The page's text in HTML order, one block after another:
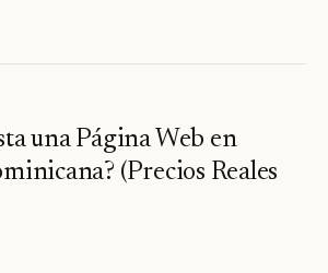
una Página Web en
(Precios Reales